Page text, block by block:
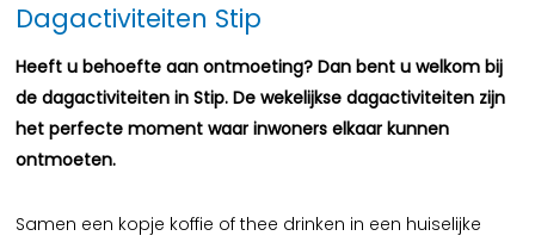
Dagactiviteiten Stip
Heeft u behoefte aan ontmoeting? Dan bent u welkom bij
de dagactiviteiten in Stip. De wekelijkse dagactiviteiten zijn
het perfecte moment waar inwoners elkaar kunnen
ontmoeten.
Samen een kopje koffie of thee drinken in een huiselijke